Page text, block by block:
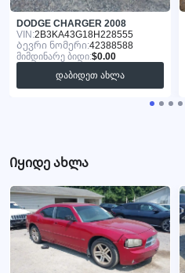
DODGE CHARGER 2008
VIN:2B3KA43G18H228555
Ბევრი ნომერი:42388588
მიმდინარე ბიდი:$0.00
დაბიდეთ ახლა
Იყიდე ახლა